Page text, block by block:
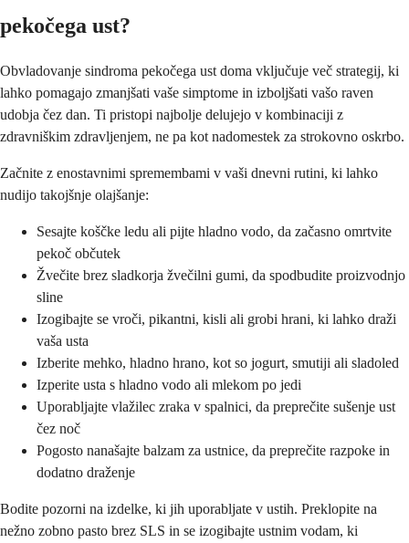
pekočega ust?
Obvladovanje sindroma pekočega ust doma vključuje več strategij, ki
lahko pomagajo zmanjšati vaše simptome in izboljšati vašo raven
udobja čez dan. Ti pristopi najbolje delujejo v kombinaciji z
zdravniškim zdravljenjem, ne pa kot nadomestek za strokovno oskrbo.
Začnite z enostavnimi spremembami v vaši dnevni rutini, ki lahko
nudijo takojšnje olajšanje:
Sesajte koščke ledu ali pijte hladno vodo, da začasno omrtvite
pekoč občutek
Žvečite brez sladkorja žvečilni gumi, da spodbudite proizvodnjo
sline
Izogibajte se vroči, pikantni, kisli ali grobi hrani, ki lahko draži
vaša usta
Izberite mehko, hladno hrano, kot so jogurt, smutiji ali sladoled
Izperite usta s hladno vodo ali mlekom po jedi
Uporabljajte vlažilec zraka v spalnici, da preprečite sušenje ust
čez noč
Pogosto nanašajte balzam za ustnice, da preprečite razpoke in
dodatno draženje
Bodite pozorni na izdelke, ki jih uporabljate v ustih. Preklopite na
nežno zobno pasto brez SLS in se izogibajte ustnim vodam, ki